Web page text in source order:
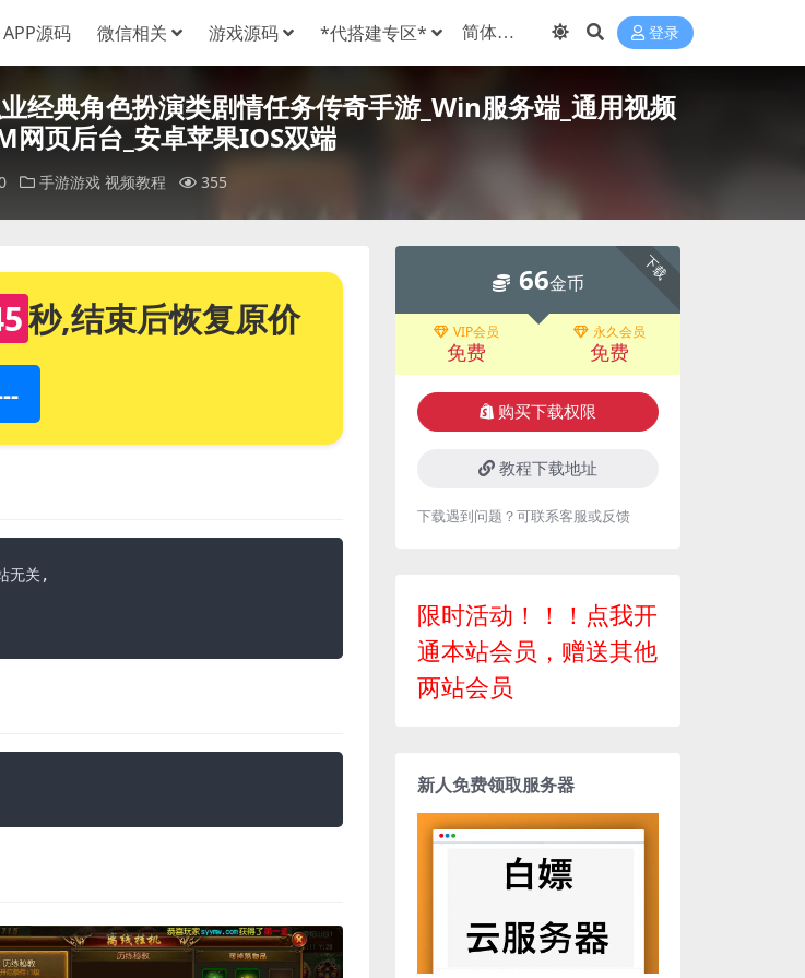
APP源码 微信相关 游戏源码 *代搭建专区* 登录
经典角色扮演类剧情任务传奇手游_Win服务端_通用视频
网页后台_安卓苹果IOS双端
手游游戏 视频教程 355
秒,结束后恢复原价
无关,
下载
66金币
VIP会员
免费
永久会员
免费
购买下载权限
教程下载地址
下载遇到问题？可联系客服或反馈
限时活动！！！点我开
通本站会员，赠送其他
两站会员
新人免费领取服务器